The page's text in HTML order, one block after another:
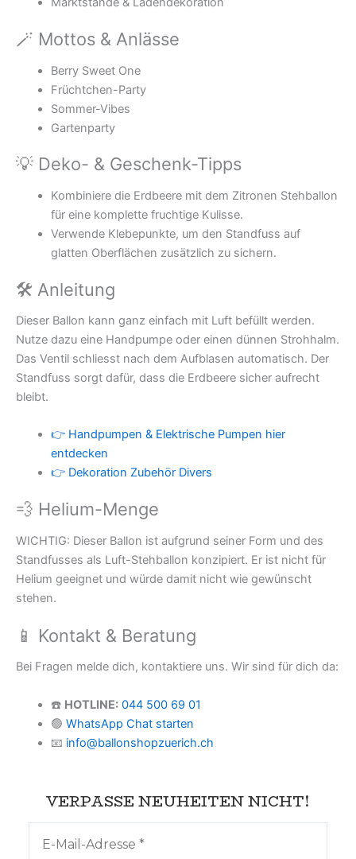
🪄 Mottos & Anlässe
Berry Sweet One
Früchtchen-Party
Sommer-Vibes
Gartenparty
💡 Deko- & Geschenk-Tipps
Kombiniere die Erdbeere mit dem Zitronen Stehballon
für eine komplette fruchtige Kulisse.
Verwende Klebepunkte, um den Standfuss auf
glatten Oberflächen zusätzlich zu sichern.
🛠 Anleitung
Dieser Ballon kann ganz einfach mit Luft befüllt werden.
Nutze dazu eine Handpumpe oder einen dünnen Strohhalm.
Das Ventil schliesst nach dem Aufblasen automatisch. Der
Standfuss sorgt dafür, dass die Erdbeere sicher aufrecht
bleibt.
👉 Handpumpen & Elektrische Pumpen hier
entdecken
👉 Dekoration Zubehör Divers
💨 Helium-Menge
WICHTIG: Dieser Ballon ist aufgrund seiner Form und des
Standfusses als Luft-Stehballon konzipiert. Er ist nicht für
Helium geeignet und würde damit nicht wie gewünscht
stehen.
📱 Kontakt & Beratung
Bei Fragen melde dich, kontaktiere uns. Wir sind für dich da:
☎️ HOTLINE: 044 500 69 01
🟢 WhatsApp Chat starten
📧 info@ballonshopzuerich.ch
VERPASSE NEUHEITEN NICHT!